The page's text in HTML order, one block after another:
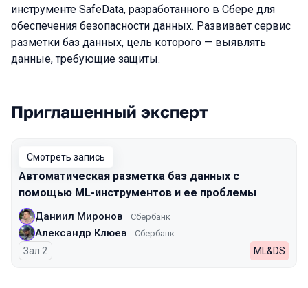
инструменте SafeData, разработанного в Сбере для
обеспечения безопасности данных. Развивает сервис
разметки баз данных, цель которого — выявлять
данные, требующие защиты.
Выступления в сезоне 2023
Приглашенный эксперт
Смотреть запись
Автоматическая разметка баз данных с
помощью ML-инструментов и ее проблемы
Даниил Миронов Сбербанк
Александр Клюев Сбербанк
Зал 2 ML&DS